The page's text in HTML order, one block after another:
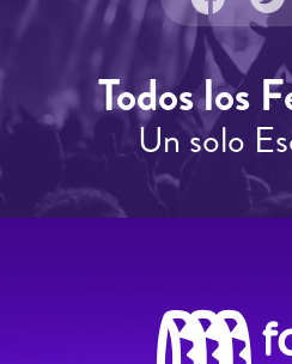
Todos los
Un solo